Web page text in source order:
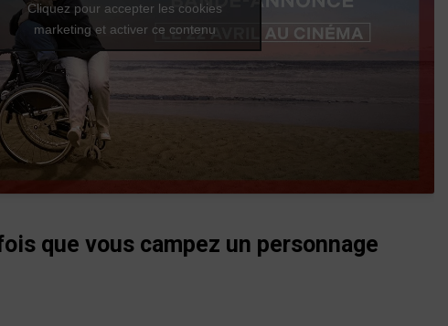
Cliquez pour accepter les cookies
marketing et activer ce contenu
que vous campez un personnage